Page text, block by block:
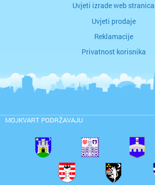
Uvjeti izrade web stranica
Uvjeti prodaje
Reklamacije
Privatnost korisnika
MOJKVART PODRŽAVAJU